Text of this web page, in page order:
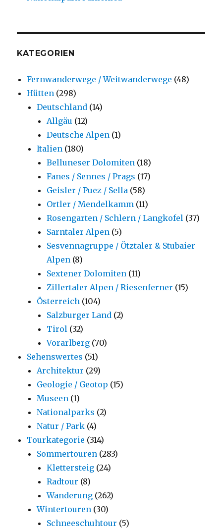
KATEGORIEN
Fernwanderwege / Weitwanderwege (48)
Hütten (298)
Deutschland (14)
Allgäu (12)
Deutsche Alpen (1)
Italien (180)
Belluneser Dolomiten (18)
Fanes / Sennes / Prags (17)
Geisler / Puez / Sella (58)
Ortler / Mendelkamm (11)
Rosengarten / Schlern / Langkofel (37)
Sarntaler Alpen (5)
Sesvennagruppe / Ötztaler & Stubaier
Alpen (8)
Sextener Dolomiten (11)
Zillertaler Alpen / Riesenferner (15)
Österreich (104)
Salzburger Land (2)
Tirol (32)
Vorarlberg (70)
Sehenswertes (51)
Architektur (29)
Geologie / Geotop (15)
Museen (1)
Nationalparks (2)
Natur / Park (4)
Tourkategorie (314)
Sommertouren (283)
Klettersteig (24)
Radtour (8)
Wanderung (262)
Wintertouren (30)
Schneeschuhtour (5)